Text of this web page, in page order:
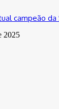
campeão da
2025